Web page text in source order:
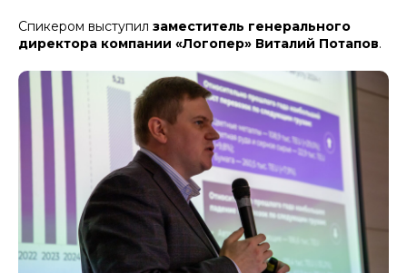
Спикером выступил заместитель генерального
директора компании «Логопер» Виталий Потапов.